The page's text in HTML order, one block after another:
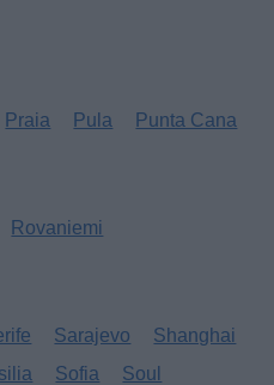
Praia Pula Punta Cana
Rovaniemi
Sarajevo
Shanghai
Sofia
Soul